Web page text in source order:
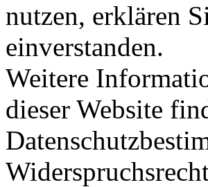
nutzen, erklären
einverstanden.
Weitere
dieser Website